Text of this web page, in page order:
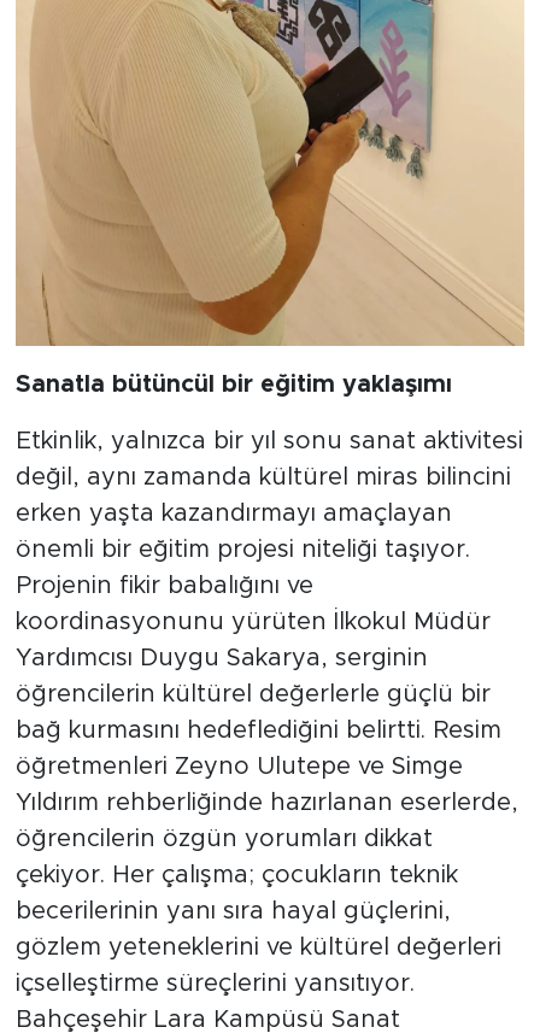
​Sanatla bütüncül bir eğitim yaklaşımı
​Etkinlik, yalnızca bir yıl sonu sanat aktivitesi
değil, aynı zamanda kültürel miras bilincini
erken yaşta kazandırmayı amaçlayan
önemli bir eğitim projesi niteliği taşıyor.
Projenin fikir babalığını ve
koordinasyonunu yürüten İlkokul Müdür
Yardımcısı Duygu Sakarya, serginin
öğrencilerin kültürel değerlerle güçlü bir
bağ kurmasını hedeflediğini belirtti. Resim
öğretmenleri Zeyno Ulutepe ve Simge
Yıldırım rehberliğinde hazırlanan eserlerde,
öğrencilerin özgün yorumları dikkat
çekiyor. Her çalışma; çocukların teknik
becerilerinin yanı sıra hayal güçlerini,
gözlem yeteneklerini ve kültürel değerleri
içselleştirme süreçlerini yansıtıyor.
Bahçeşehir Lara Kampüsü Sanat